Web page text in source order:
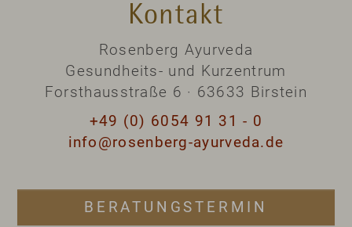
Kontakt
Rosenberg Ayurveda
Gesundheits- und Kurzentrum
Forsthausstraße 6 · 63633 Birstein
+49 (0) 6054 91 31 - 0
info@rosenberg-ayurveda.de
BERATUNGSTERMIN